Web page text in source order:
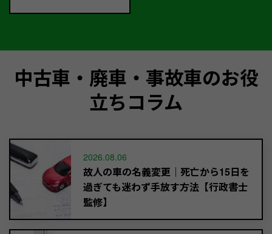
中古車・廃車・事故車のお役
立ちコラム
2026.08.06
故人の車の名義変更｜死亡から15日を
過ぎても迷わず手放す方法【行政書士
監修】